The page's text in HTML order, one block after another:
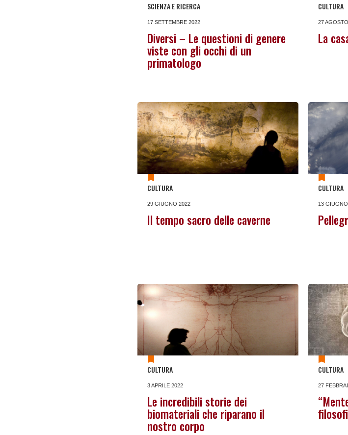
SCIENZA E RICERCA
17 SETTEMBRE 2022
Diversi – Le questioni di genere
viste con gli occhi di un
primatologo
CULTURA
27
La
CULTURA
29 GIUGNO 2022
Il tempo sacro delle caverne
CULTURA
13
CULTURA
3 APRILE 2022
Le incredibili storie dei
biomateriali che riparano il
nostro corpo
CULTURA
27